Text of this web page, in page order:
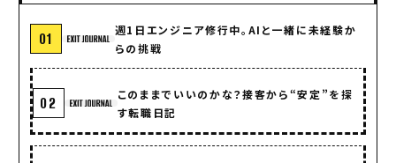
01
週1日エンジニア修行中。AIと一緒に未経験か
らの挑戦
02
このままでいいのかな？接客から“安定”を探
す転職日記